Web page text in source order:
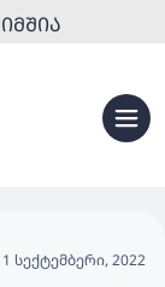
1 სექტემბერი, 2022